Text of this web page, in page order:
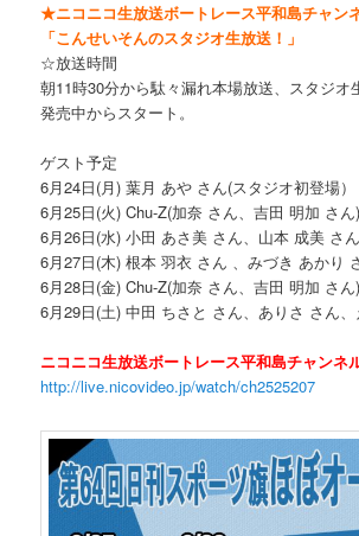
★ニコニコ生放送ボートレース平和島チャン
「こんせいそんのスタジオ生放送！」
☆放送時間
朝11時30分から駄々漏れ本場放送、スタジオ
発売中からスタート。
ゲスト予定
6月24日(月) 葉月 あや さん(スタジオ初登場）
6月25日(火) Chu-Z(加奈 さん、吉田 明加 さん)
6月26日(水) 小田 あさ美 さん、山本 成美 さん
6月27日(木) 根本 羽衣 さん 、みづき あかり
6月28日(金) Chu-Z(加奈 さん、吉田 明加 さん)
6月29日(土) 中田 ちさと さん、ありさ さん
ニコニコ生放送ボートレース平和島チャンネ
http://live.nicovideo.jp/watch/ch2525207